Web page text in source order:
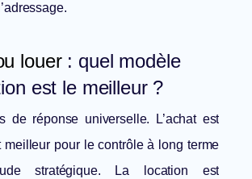
louer: quel modèle
est le meilleur ?
de réponse universelle. L’achat est
meilleur pour le contrôle à long terme
stratégique. La location est